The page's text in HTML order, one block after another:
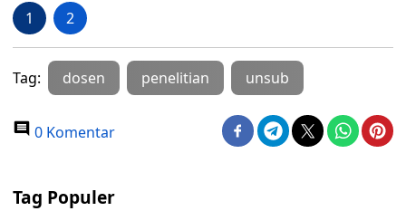
1 2
Tag: dosen penelitian unsub
0 Komentar
Tag Populer